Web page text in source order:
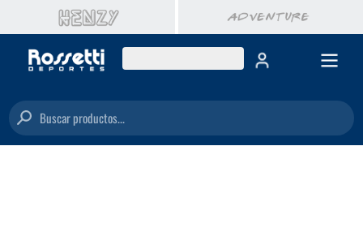
Buscar productos...